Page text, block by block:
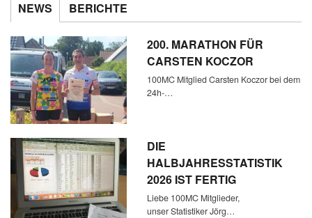
NEWS BERICHTE
200. MARATHON FÜR
CARSTEN KOCZOR
100MC Mitglied Carsten Koczor bei dem
24h-…
DIE
HALBJAHRESSTATISTIK
2026 IST FERTIG
Liebe 100MC Mitglieder,
unser Statistiker Jörg…